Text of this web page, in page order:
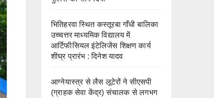
भितिहरवा स्थित कस्तूरबा गाँधी बालिका
उच्चत्तर माध्यमिक विद्यालय में
आर्टिफीसियल इंटेलिजेंस शिक्षण कार्य
शीघ्र प्रारंभ : दिनेश यादव
आग्नेयास्त्र से लैस लूटेरों ने सीएसपी
(ग्राहक सेवा केंद्र) संचालक से लगभग